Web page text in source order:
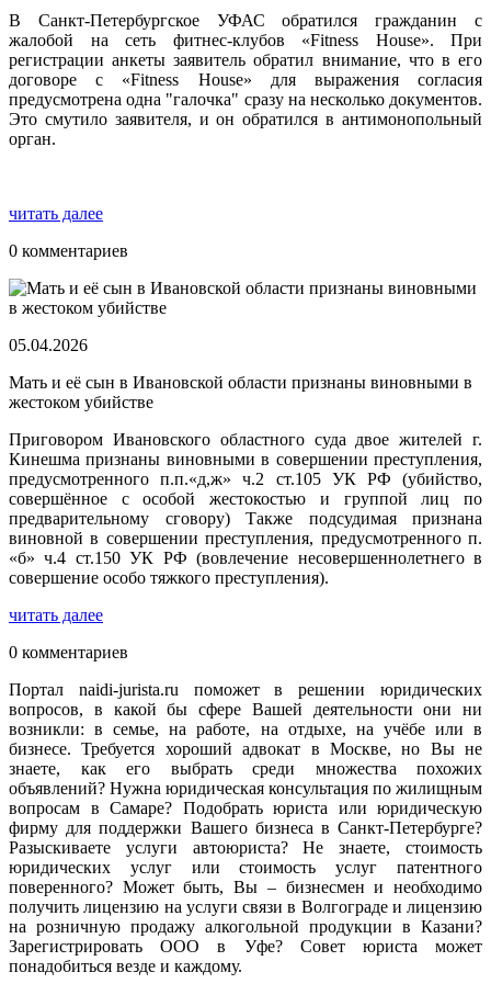
В Санкт-Петербургское УФАС обратился гражданин с
жалобой на сеть фитнес-клубов «Fitness House». При
регистрации анкеты заявитель обратил внимание, что в его
договоре с «Fitness House» для выражения согласия
предусмотрена одна "галочка" сразу на несколько документов.
Это смутило заявителя, и он обратился в антимонопольный
орган.
читать далее
0 комментариев
05.04.2026
Мать и её сын в Ивановской области признаны виновными в
жестоком убийстве
Приговором Ивановского областного суда двое жителей г.
Кинешма признаны виновными в совершении преступления,
предусмотренного п.п.«д,ж» ч.2 ст.105 УК РФ (убийство,
совершённое с особой жестокостью и группой лиц по
предварительному сговору) Также подсудимая признана
виновной в совершении преступления, предусмотренного п.
«б» ч.4 ст.150 УК РФ (вовлечение несовершеннолетнего в
совершение особо тяжкого преступления).
читать далее
0 комментариев
Портал naidi-jurista.ru поможет в решении юридических
вопросов, в какой бы сфере Вашей деятельности они ни
возникли: в семье, на работе, на отдыхе, на учёбе или в
бизнесе. Требуется хороший адвокат в Москве, но Вы не
знаете, как его выбрать среди множества похожих
объявлений? Нужна юридическая консультация по жилищным
вопросам в Самаре? Подобрать юриста или юридическую
фирму для поддержки Вашего бизнеса в Санкт-Петербурге?
Разыскиваете услуги автоюриста? Не знаете, стоимость
юридических услуг или стоимость услуг патентного
поверенного? Может быть, Вы – бизнесмен и необходимо
получить лицензию на услуги связи в Волгограде и лицензию
на розничную продажу алкогольной продукции в Казани?
Зарегистрировать ООО в Уфе? Совет юриста может
понадобиться везде и каждому.